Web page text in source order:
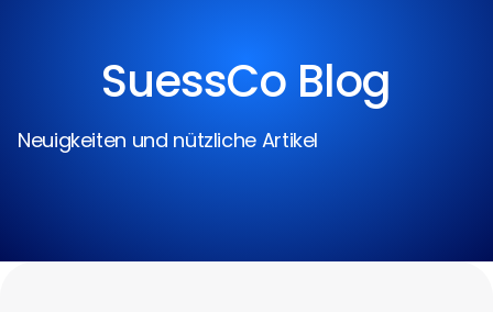
SuessCo Blog
Neuigkeiten und nützliche Artikel